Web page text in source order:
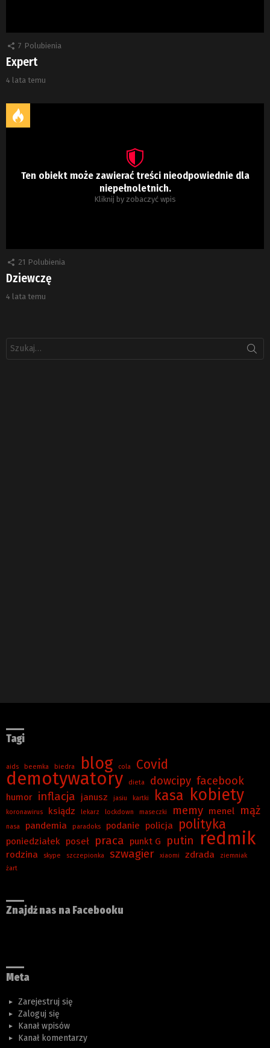
7 Polubienia
Expert
4 lata temu
Ten obiekt może zawierać treści nieodpowiednie dla
niepełnoletnich.
Kliknij by zobaczyć wpis
21 Polubienia
Dziewczę
4 lata temu
Tagi
aids beemka biedra blog cola Covid
demotywatory dieta dowcipy facebook
humor inflacja janusz jasiu kartki kasa kobiety
koronawirus ksiądz lekarz lockdown maseczki memy menel mąż
nasa pandemia paradoks podanie policja polityka
poniedziałek poseł praca punkt G putin redmik
rodzina skype szczepionka szwagier xiaomi zdrada
ziemniak
żart
Znajdź nas na Facebooku
Meta
Zarejestruj się
Zaloguj się
Kanał wpisów
Kanał komentarzy